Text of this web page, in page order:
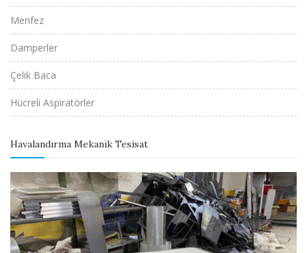
Menfez
Damperler
Çelik Baca
Hücreli Aspiratörler
Havalandırma Mekanik Tesisat